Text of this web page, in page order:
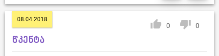
08.04.2018
0 0
წკენტა